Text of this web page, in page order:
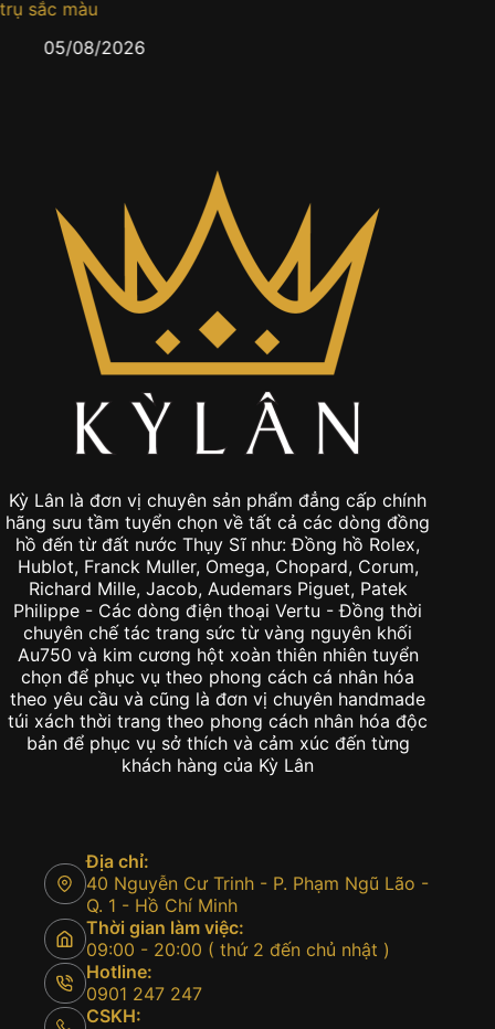
Kỳ Lân là đơn vị chuyên sản phẩm đẳng cấp chính
hãng sưu tầm tuyển chọn về tất cả các dòng đồng
hồ đến từ đất nước Thụy Sĩ như: Đồng hồ Rolex,
Hublot, Franck Muller, Omega, Chopard, Corum,
Richard Mille, Jacob, Audemars Piguet, Patek
Philippe - Các dòng điện thoại Vertu - Đồng thời
chuyên chế tác trang sức từ vàng nguyên khối
Au750 và kim cương hột xoàn thiên nhiên tuyển
chọn để phục vụ theo phong cách cá nhân hóa
theo yêu cầu và cũng là đơn vị chuyên handmade
túi xách thời trang theo phong cách nhân hóa độc
bản để phục vụ sở thích và cảm xúc đến từng
khách hàng của Kỳ Lân
Địa chỉ:
40 Nguyễn Cư Trinh - P. Phạm Ngũ Lão -
Q. 1 - Hồ Chí Minh
Thời gian làm việc:
09:00 - 20:00 ( thứ 2 đến chủ nhật )
Hotline:
0901 247 247
CSKH: